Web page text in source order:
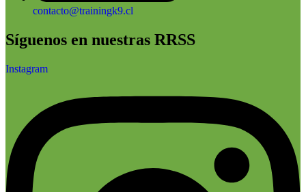
contacto@trainingk9.cl
Síguenos en nuestras RRSS
Instagram